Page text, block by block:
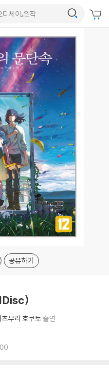
공유하기
츠무라 호쿠토 출연